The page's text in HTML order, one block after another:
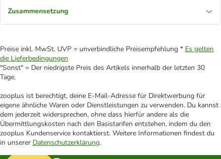
Zusammensetzung
Preise inkl. MwSt. UVP = unverbindliche Preisempfehlung * Es gelten
die Lieferbedingungen
"Sonst" = Der niedrigste Preis des Artikels innerhalb der letzten 30
Tage.
zooplus ist berechtigt, deine E-Mail-Adresse für Direktwerbung für
eigene ähnliche Waren oder Dienstleistungen zu verwenden. Du kannst
dem jederzeit widersprechen, ohne dass hierfür andere als die
Übermittlungskosten nach den Basistarifen entstehen, indem du den
zooplus Kundenservice kontaktierst. Weitere Informationen findest du
in unserer Datenschutzerklärung.